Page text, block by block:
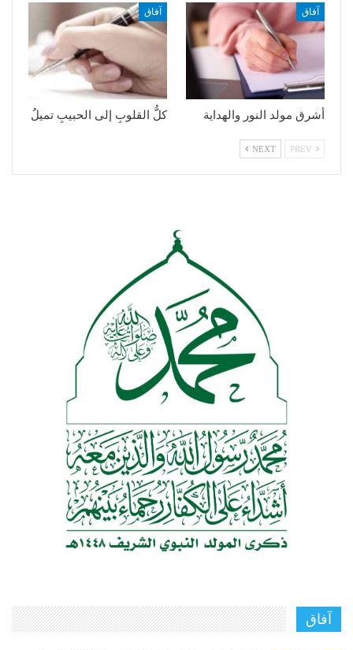
آفاق
أشرق مولد النور والهداية
آفاق
كلُّ القلوبِ إلى الحبيبِ تميلُ
NEXT
آفاق